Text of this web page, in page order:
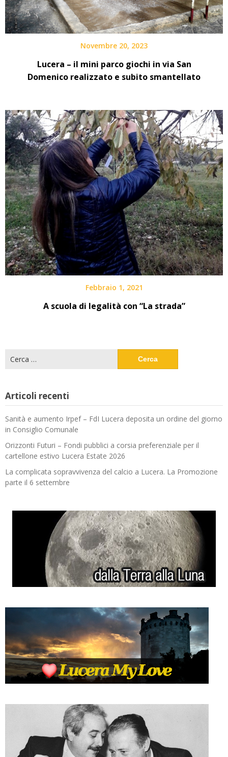
Novembre 20, 2023
Lucera – il mini parco giochi in via San
Domenico realizzato e subito smantellato
Febbraio 1, 2021
A scuola di legalità con “La strada”
per:
Articoli recenti
Sanità e aumento Irpef – FdI Lucera deposita un ordine del giorno
in Consiglio Comunale
Orizzonti Futuri – Fondi pubblici a corsia preferenziale per il
cartellone estivo Lucera Estate 2026
La complicata sopravvivenza del calcio a Lucera. La Promozione
parte il 6 settembre